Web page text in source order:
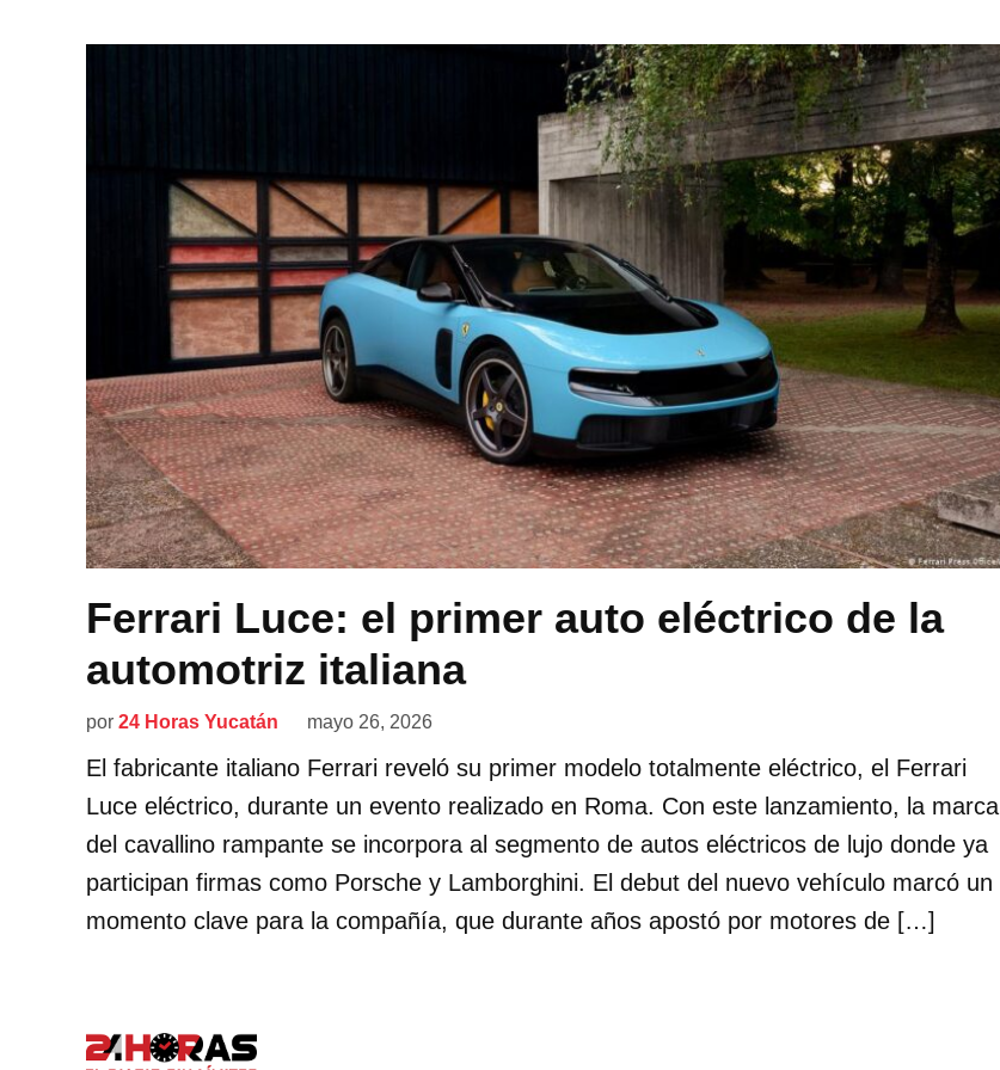
Ferrari Luce: el primer auto eléctrico de la
automotriz italiana
por 24 Horas Yucatán mayo 26, 2026
El fabricante italiano Ferrari reveló su primer modelo totalmente eléctrico, el Ferrari
Luce eléctrico, durante un evento realizado en Roma. Con este lanzamiento, la marca
del cavallino rampante se incorpora al segmento de autos eléctricos de lujo donde ya
participan firmas como Porsche y Lamborghini. El debut del nuevo vehículo marcó un
momento clave para la compañía, que durante años apostó por motores de […]